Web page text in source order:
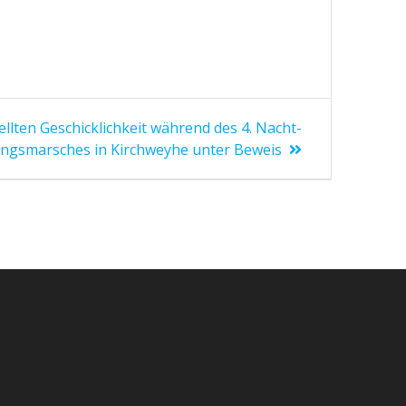
Geschicklichkeit während des 4. Nacht-
in Kirchweyhe unter Beweis